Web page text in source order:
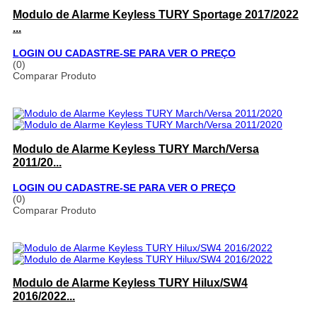
Modulo de Alarme Keyless TURY Sportage 2017/2022
...
LOGIN OU CADASTRE-SE PARA VER O PREÇO
(0)
Comparar Produto
Modulo de Alarme Keyless TURY March/Versa
2011/20...
LOGIN OU CADASTRE-SE PARA VER O PREÇO
(0)
Comparar Produto
Modulo de Alarme Keyless TURY Hilux/SW4
2016/2022...